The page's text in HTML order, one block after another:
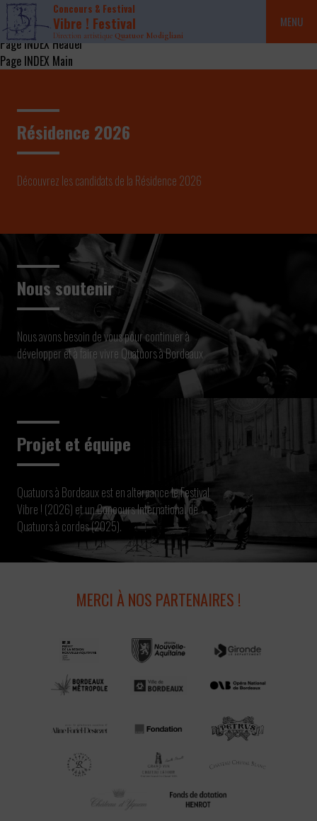
Concours & Festival
Vibre ! Festival
Direction artistique Quatuor Modigliani
MENU
Page INDEX Header
Page INDEX Main
Résidence 2026
Découvrez les candidats de la Résidence 2026
Nous soutenir
Nous avons besoin de vous pour continuer à
développer et à faire vivre Quatuors à Bordeaux
Projet et équipe
Quatuors à Bordeaux est en alternance le Festival
Vibre ! (2026) et un Concours International de
Quatuors à cordes (2025).
MERCI À NOS PARTENAIRES !